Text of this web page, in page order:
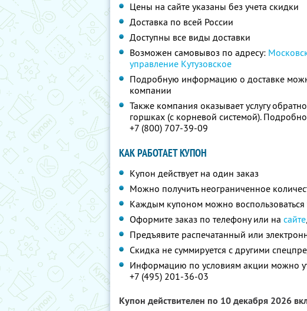
Цены на сайте указаны без учета скидки
Доставка по всей России
Доступны все виды доставки
Возможен самовывоз по адресу:
управление Кутузовское
Подробную информацию о доставке
компании
Также компания оказывает услугу
горшках (с корневой системой).
+7 (800) 707-39-09
КАК РАБОТАЕТ КУПОН
Купон действует на один заказ
Можно получить неограниченное
Каждым купоном можно воспользоваться
Оформите заказ по телефону или на сайте
Предъявите распечатанный или
Скидка не суммируется с другими
Информацию по условиям акции можно
+7 (495) 201-36-03
Купон действителен по 10 декабря 2026